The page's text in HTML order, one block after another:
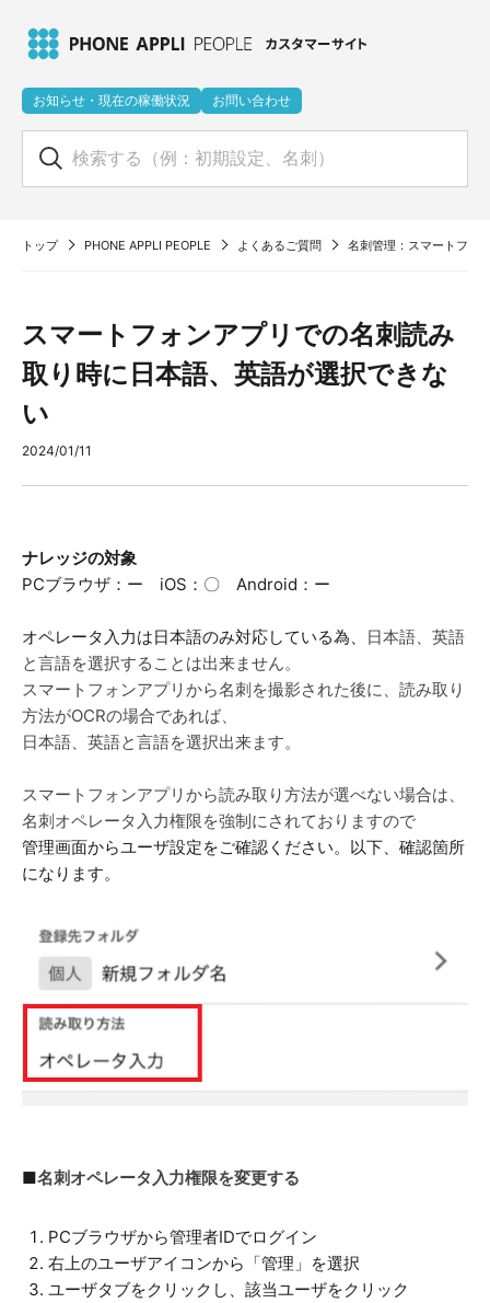
お知らせ・現在の稼働状況 お問い合わせ
トップ PHONE APPLI PEOPLE よくあるご質問 名刺管理：スマートフォ
スマートフォンアプリでの名刺読み
取り時に日本語、英語が選択できな
い
2024/01/11
ナレッジの対象
PCブラウザ：ー iOS：〇 Android：ー
オペレータ入力は日本語のみ対応している為、
日本語、英語
と言語を選択することは出来ません。
スマートフォンアプリから名刺を撮影された後に、読み取り
方法がOCRの場合であれば、
日本語、英語と言語を選択出来ます。
スマートフォンアプリから読み取り方法が選べない場合は、
名刺オペレータ入力権限を強制にされておりますので
管理画面からユーザ設定をご確認ください。以下、確認箇所
になります。
■名刺オペレータ入力権限を変更する
PCブラウザから管理者IDでログイン
右上のユーザアイコンから「管理」を選択
ユーザタブをクリックし、該当ユーザをクリック